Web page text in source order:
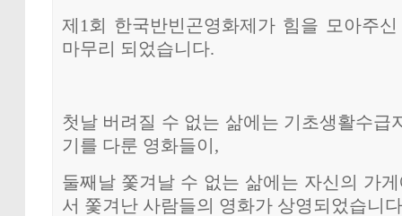
제1회 한국반빈곤영화제가 힘을 모아주
마무리 되었습니다.
첫날 버려질 수 없는 삶에는 기초생활수급
기를 다룬 영화들이,
둘째날 쫓겨날 수 없는 삶에는 자신의 가
서 쫓겨난 사람들의 영화가 상영되었습니